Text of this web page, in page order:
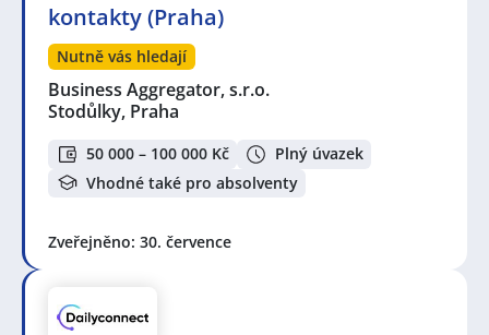
kontakty (Praha)
Nutně vás hledají
Business Aggregator, s.r.o.
Stodůlky, Praha
50 000 – 100 000 Kč
Plný úvazek
Vhodné také pro absolventy
Zveřejněno: 30. července